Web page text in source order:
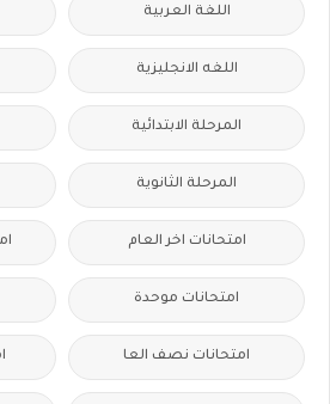
اللغة العربية
اللغه الانجليزية
المرحلة الابتدائية
المرحلة الثانوية
امتحانات اخر العام
امتحانات موحدة
امتحانات نصف العا